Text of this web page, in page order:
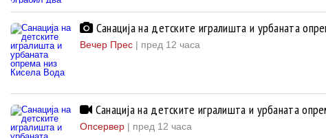
Санација на детските игралишта и урбаната
Вечер Прес | пред 12 часа
Санација на детските игралишта и урбаната
Опсервер | пред 12 часа